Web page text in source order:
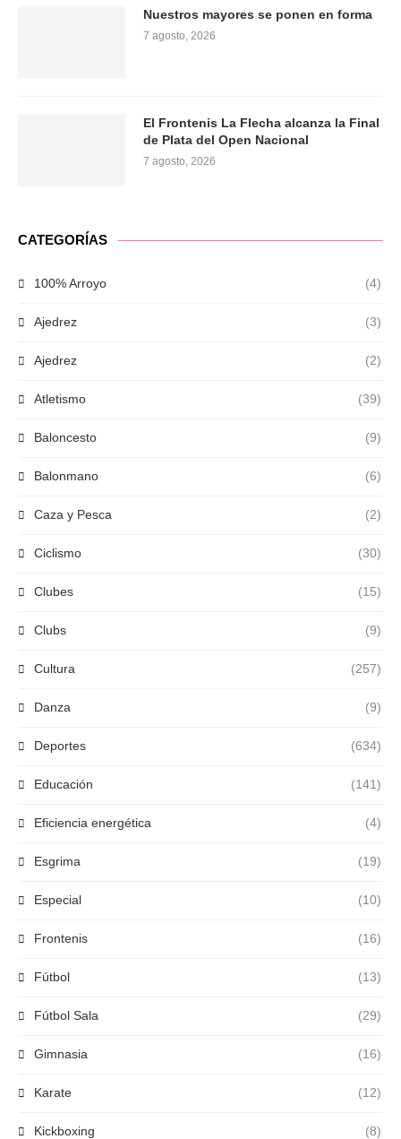
Nuestros mayores se ponen en forma
7 agosto, 2026
El Frontenis La Flecha alcanza la Final
de Plata del Open Nacional
7 agosto, 2026
CATEGORÍAS
100% Arroyo (4)
Ajedrez (3)
Ajedrez (2)
Atletismo (39)
Baloncesto (9)
Balonmano (6)
Caza y Pesca (2)
Ciclismo (30)
Clubes (15)
Clubs (9)
Cultura (257)
Danza (9)
Deportes (634)
Educación (141)
Eficiencia energética (4)
Esgrima (19)
Especial (10)
Frontenis (16)
Fútbol (13)
Fútbol Sala (29)
Gimnasia (16)
Karate (12)
Kickboxing (8)